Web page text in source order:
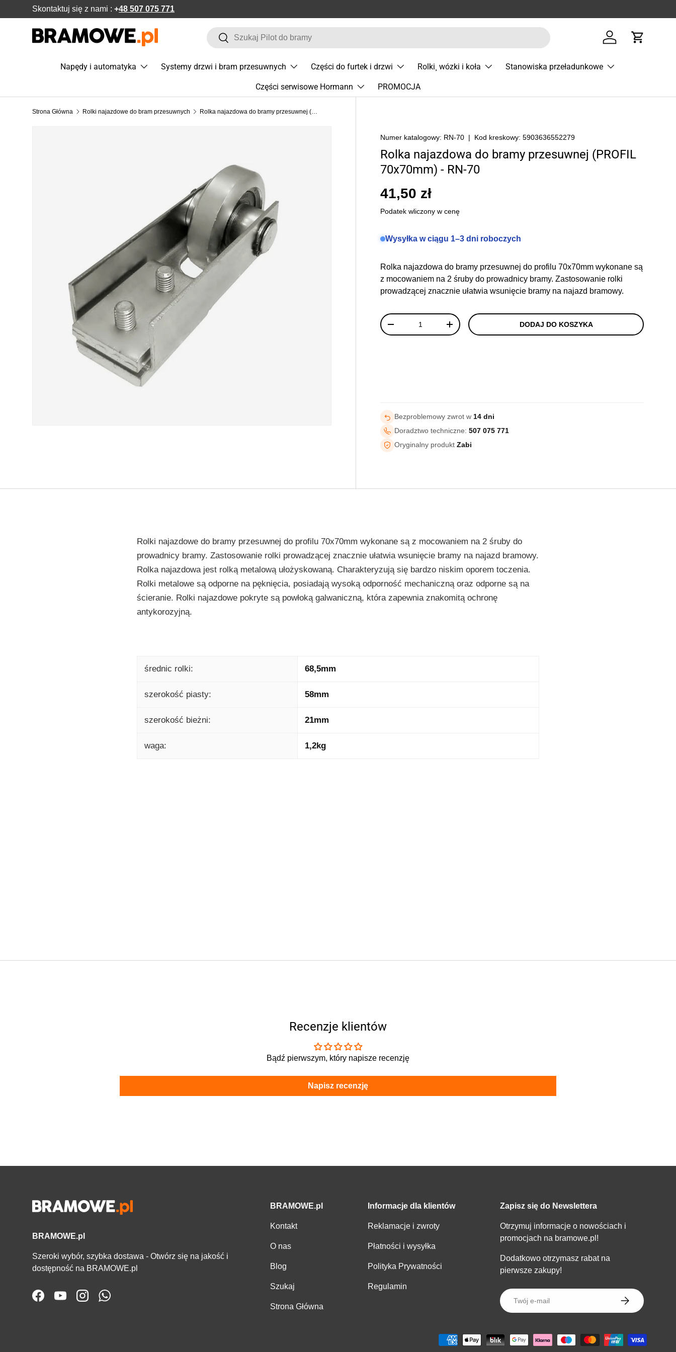
POMIŃ DO ZAWARTOŚCI
Skontaktuj się z nami : +48 507 075 771
SzukajSzukaj
Zaloguj sięKoszyk
Napędy i automatyka Systemy drzwi i bram przesuwnych Części do furtek i drzwi Rolki¸ wózki i koła Stanowiska przeładunkowe
Części serwisowe Hormann PROMOCJA
Strona Główna Rolki najazdowe do bram przesuwnych Rolka najazdowa do bramy przesuwnej (PROFIL 70x70mm) - RN-70
Numer katalogowy: RN-70 | Kod kreskowy: 5903636552279
Rolka najazdowa do bramy przesuwnej (PROFIL
70x70mm) - RN-70
41,50 zł
Podatek wliczony w cenę
Wysyłka w ciągu 1–3 dni roboczych
Rolka najazdowa do bramy przesuwnej do profilu 70x70mm wykonane są
z mocowaniem na 2 śruby do prowadnicy bramy. Zastosowanie rolki
prowadzącej znacznie ułatwia wsunięcie bramy na najazd bramowy.
Ilość
+ DODAJ DO KOSZYKA
Bezproblemowy zwrot w14 dni
Doradztwo techniczne:507 075 771
Oryginalny produktZabi
Rolki najazdowe do bramy przesuwnej do profilu 70x70mm wykonane są z mocowaniem na 2 śruby do
prowadnicy bramy. Zastosowanie rolki prowadzącej znacznie ułatwia wsunięcie bramy na najazd bramowy.
Rolka najazdowa jest rolką metalową ułożyskowaną. Charakteryzują się bardzo niskim oporem toczenia.
Rolki metalowe są odporne na pęknięcia, posiadają wysoką odporność mechaniczną oraz odporne są na
ścieranie. Rolki najazdowe pokryte są powłoką galwaniczną, która zapewnia znakomitą ochronę
antykorozyjną.
średnic rolki: 68,5mm
szerokość piasty: 58mm
szerokość bieżni: 21mm
waga: 1,2kg
Recenzje klientów
Bądź pierwszym, który napisze recenzję
Napisz recenzję
BRAMOWE.pl
Szeroki wybór, szybka dostawa - Otwórz się na jakość i
dostępność na BRAMOWE.pl
FacebookYouTubeInstagramWhatsApp
BRAMOWE.pl
Kontakt
O nas
Blog
Szukaj
Strona Główna
Informacje dla klientów
Reklamacje i zwroty
Płatności i wysyłka
Polityka Prywatności
Regulamin
Zapisz się do Newslettera
Otrzymuj informacje o nowościach i
promocjach na bramowe.pl!
Dodatkowo otrzymasz rabat na
pierwsze zakupy!
E-mail
Metody płatności zaakceptowane